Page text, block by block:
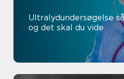
Ultralydundersøgelse sådan foregår den,
og det skal du vide